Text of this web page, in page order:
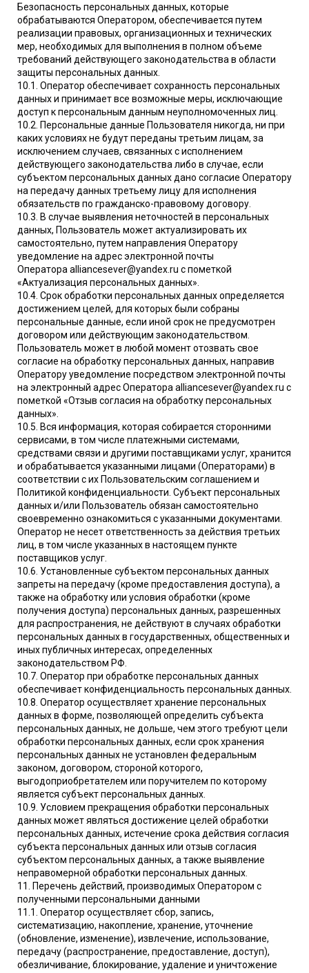
Безопасность персональных данных, которые
обрабатываются Оператором, обеспечивается путем
реализации правовых, организационных и технических
мер, необходимых для выполнения в полном объеме
требований действующего законодательства в области
защиты персональных данных.
10.1. Оператор обеспечивает сохранность персональных
данных и принимает все возможные меры, исключающие
доступ к персональным данным неуполномоченных лиц.
10.2. Персональные данные Пользователя никогда, ни при
каких условиях не будут переданы третьим лицам, за
исключением случаев, связанных с исполнением
действующего законодательства либо в случае, если
субъектом персональных данных дано согласие Оператору
на передачу данных третьему лицу для исполнения
обязательств по гражданско-правовому договору.
10.3. В случае выявления неточностей в персональных
данных, Пользователь может актуализировать их
самостоятельно, путем направления Оператору
уведомление на адрес электронной почты
Оператора alliancesever@yandex.ru с пометкой
«Актуализация персональных данных».
10.4. Срок обработки персональных данных определяется
достижением целей, для которых были собраны
персональные данные, если иной срок не предусмотрен
договором или действующим законодательством.
Пользователь может в любой момент отозвать свое
согласие на обработку персональных данных, направив
Оператору уведомление посредством электронной почты
на электронный адрес Оператора alliancesever@yandex.ru с
пометкой «Отзыв согласия на обработку персональных
данных».
10.5. Вся информация, которая собирается сторонними
сервисами, в том числе платежными системами,
средствами связи и другими поставщиками услуг, хранится
и обрабатывается указанными лицами (Операторами) в
соответствии с их Пользовательским соглашением и
Политикой конфиденциальности. Субъект персональных
данных и/или Пользователь обязан самостоятельно
своевременно ознакомиться с указанными документами.
Оператор не несет ответственность за действия третьих
лиц, в том числе указанных в настоящем пункте
поставщиков услуг.
10.6. Установленные субъектом персональных данных
запреты на передачу (кроме предоставления доступа), а
также на обработку или условия обработки (кроме
получения доступа) персональных данных, разрешенных
для распространения, не действуют в случаях обработки
персональных данных в государственных, общественных и
иных публичных интересах, определенных
законодательством РФ.
10.7. Оператор при обработке персональных данных
обеспечивает конфиденциальность персональных данных.
10.8. Оператор осуществляет хранение персональных
данных в форме, позволяющей определить субъекта
персональных данных, не дольше, чем этого требуют цели
обработки персональных данных, если срок хранения
персональных данных не установлен федеральным
законом, договором, стороной которого,
выгодоприобретателем или поручителем по которому
является субъект персональных данных.
10.9. Условием прекращения обработки персональных
данных может являться достижение целей обработки
персональных данных, истечение срока действия согласия
субъекта персональных данных или отзыв согласия
субъектом персональных данных, а также выявление
неправомерной обработки персональных данных.
11. Перечень действий, производимых Оператором с
полученными персональными данными
11.1. Оператор осуществляет сбор, запись,
систематизацию, накопление, хранение, уточнение
(обновление, изменение), извлечение, использование,
передачу (распространение, предоставление, доступ),
обезличивание, блокирование, удаление и уничтожение